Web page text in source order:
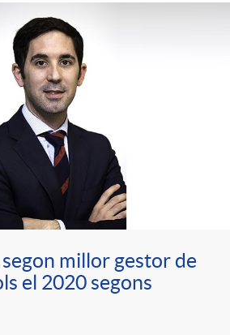
millor gestor de
el 2020 segons